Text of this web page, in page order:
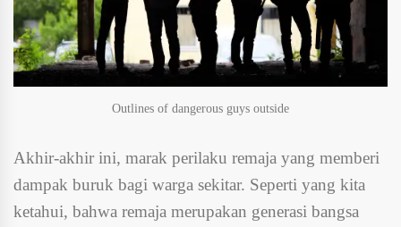
Outlines of dangerous guys outside
Akhir-akhir ini, marak perilaku remaja yang memberi
dampak buruk bagi warga sekitar. Seperti yang kita
ketahui, bahwa remaja merupakan generasi bangsa